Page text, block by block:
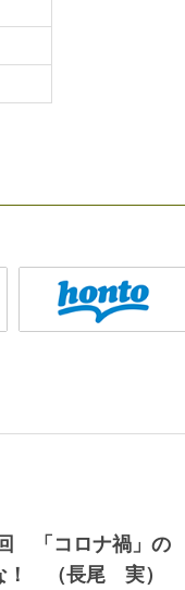
「コロナ禍」の
！
長尾 実